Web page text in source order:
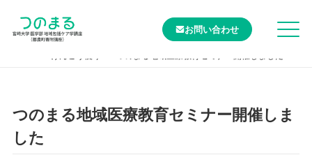
お問い合わせ
つのまる地域医療教育セミナー開催しま
した